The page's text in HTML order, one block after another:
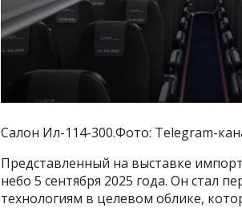
Салон Ил-114-300.Фото: Telegram-
Представленный на выставке
небо 5 сентября 2025 года. Он стал
технологиям в целевом облике,